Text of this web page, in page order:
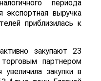
периода
экспортная выручка
приблизилась к
закупают 23
партнером
закупки в